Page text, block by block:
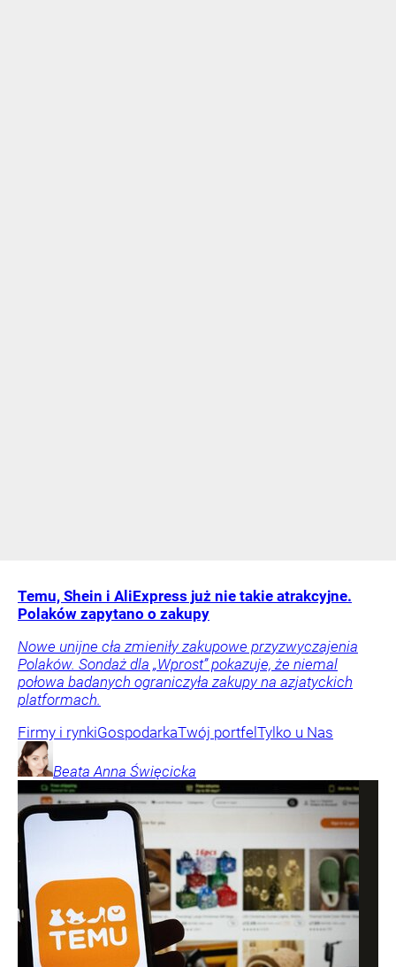
Temu, Shein i AliExpress już nie takie atrakcyjne.
Polaków zapytano o zakupy
Nowe unijne cła zmieniły zakupowe przyzwyczajenia
Polaków. Sondaż dla „Wprost” pokazuje, że niemal
połowa badanych ograniczyła zakupy na azjatyckich
platformach.
Firmy i rynkiGospodarkaTwój portfel Tylko u Nas
Beata Anna Święcicka